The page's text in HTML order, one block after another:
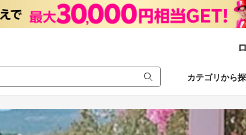
カテゴリから